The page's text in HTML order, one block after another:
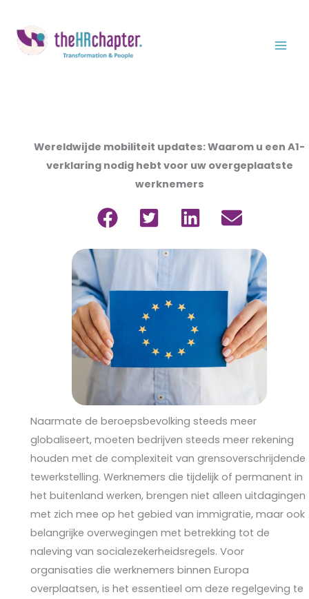
naar
Wereldwijde mobiliteit updates: Waarom u een A1-
verklaring nodig hebt voor uw overgeplaatste
werknemers
Naarmate de beroepsbevolking steeds meer
globaliseert, moeten bedrijven steeds meer rekening
houden met de complexiteit van grensoverschrijdende
tewerkstelling. Werknemers die tijdelijk of permanent in
het buitenland werken, brengen niet alleen uitdagingen
met zich mee op het gebied van immigratie, maar ook
belangrijke overwegingen met betrekking tot de
naleving van socialezekerheidsregels. Voor
organisaties die werknemers binnen Europa
overplaatsen, is het essentieel om deze regelgeving te